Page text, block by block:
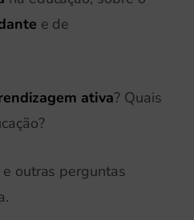
e de
ativa? Quais
outras perguntas